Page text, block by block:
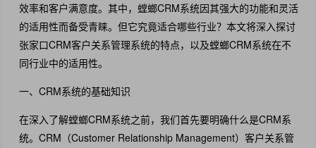
效率和客户满意度。其中，螳螂CRM系统因其强大的功能和灵活
的适用性而备受青睐。但它究竟适合哪些行业？本文将深入探讨
张家口CRM客户关系管理系统的特点，以及螳螂CRM系统在不
同行业中的适用性。
一、CRM系统的基础知识
在深入了解螳螂CRM系统之前，我们首先要明确什么是CRM系
统。CRM（Customer Relationship Management）客户关系管